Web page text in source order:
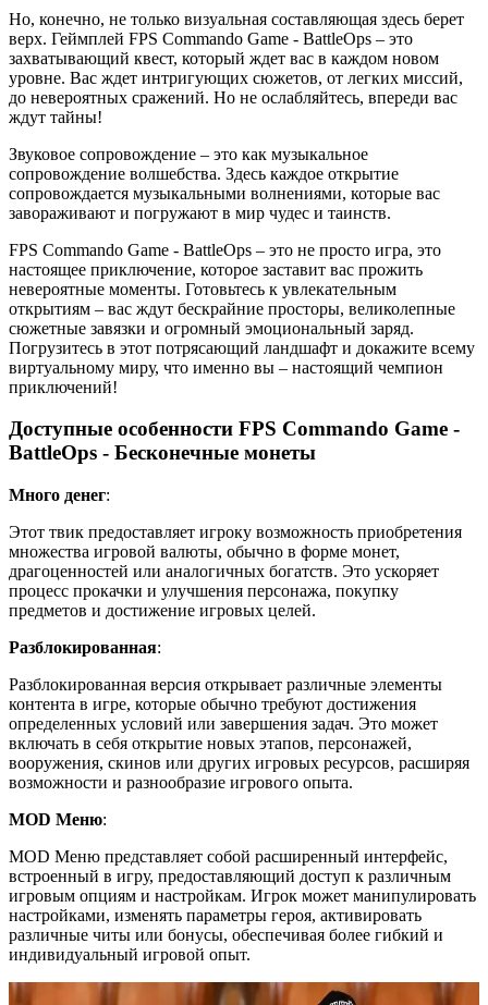
Но, конечно, не только визуальная составляющая здесь берет
верх. Геймплей FPS Commando Game - BattleOps – это
захватывающий квест, который ждет вас в каждом новом
уровне. Вас ждет интригующих сюжетов, от легких миссий,
до невероятных сражений. Но не ослабляйтесь, впереди вас
ждут тайны!
Звуковое сопровождение – это как музыкальное
сопровождение волшебства. Здесь каждое открытие
сопровождается музыкальными волнениями, которые вас
завораживают и погружают в мир чудес и таинств.
FPS Commando Game - BattleOps – это не просто игра, это
настоящее приключение, которое заставит вас прожить
невероятные моменты. Готовьтесь к увлекательным
открытиям – вас ждут бескрайние просторы, великолепные
сюжетные завязки и огромный эмоциональный заряд.
Погрузитесь в этот потрясающий ландшафт и докажите всему
виртуальному миру, что именно вы – настоящий чемпион
приключений!
Доступные особенности FPS Commando Game -
BattleOps - Бесконечные монеты
Много денег:
Этот твик предоставляет игроку возможность приобретения
множества игровой валюты, обычно в форме монет,
драгоценностей или аналогичных богатств. Это ускоряет
процесс прокачки и улучшения персонажа, покупку
предметов и достижение игровых целей.
Разблокированная:
Разблокированная версия открывает различные элементы
контента в игре, которые обычно требуют достижения
определенных условий или завершения задач. Это может
включать в себя открытие новых этапов, персонажей,
вооружения, скинов или других игровых ресурсов, расширяя
возможности и разнообразие игрового опыта.
MOD Меню:
MOD Меню представляет собой расширенный интерфейс,
встроенный в игру, предоставляющий доступ к различным
игровым опциям и настройкам. Игрок может манипулировать
настройками, изменять параметры героя, активировать
различные читы или бонусы, обеспечивая более гибкий и
индивидуальный игровой опыт.